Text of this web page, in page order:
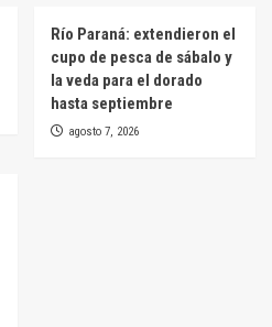
Río Paraná: extendieron el
cupo de pesca de sábalo y
la veda para el dorado
hasta septiembre
agosto 7, 2026